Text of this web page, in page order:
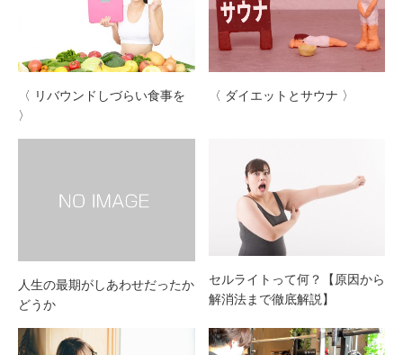
〈 リバウンドしづらい食事を
〉
〈 ダイエットとサウナ 〉
人生の最期がしあわせだったか
どうか
セルライトって何？【原因から
解消法まで徹底解説】